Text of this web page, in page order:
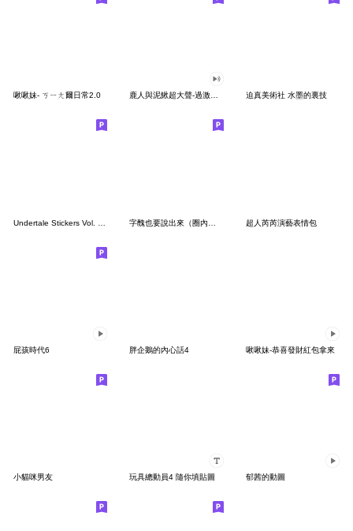
啾啾妹- ㄎㄧㄤ爾日常2.0 鹿人與泥鰍超大聲-過激迷因 聖誕魔幻貼圖 迫真美術社 水墨的裏技
超人芮芮演藝表情包
屁孩時代6 胖企鵝的內心話4 啾啾妹-恭喜發財紅包拿來
小貓咪男友 玩具總動員4 隨你填貼圖 郁茜的動圖